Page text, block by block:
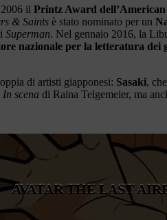
il Printz Award
& Saints è stato nominato per un
Superman. Nel gennaio 2016, la
nazionale per la letteratura dei
di artisti giapponesi: Sasaki,
In scena di Raina Telgemeier, ma
AVATAR THE LAST